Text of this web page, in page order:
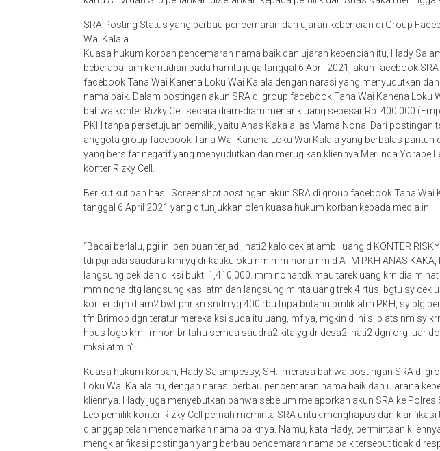
SRA Posting Status yang berbau pencemaran dan ujaran kebencian di Group
Wai Kalala.
Kuasa hukum korban pencemaran nama baik dan ujaran kebencian itu, Hady
beberapa jam kemudian pada hari itu juga tanggal 6 April 2021, akun facebook
facebook Tana Wai Kanena Loku Wai Kalala dengan narasi yang menyudutkan
nama baik. Dalam postingan akun SRA di group facebook Tana Wai Kanena Loku
bahwa konter Rizky Cell secara diam-diam menarik uang sebesar Rp. 400.000
PKH tanpa persetujuan pemilik, yaitu Anas Kaka alias Mama Nona. Dari postingan
anggota group facebook Tana Wai Kanena Loku Wai Kalala yang berbalas
yang bersifat negatif yang menyudutkan dan merugikan kliennya Merlinda Yorape
konter Rizky Cell.
Berikut kutipan hasil Screenshot postingan akun SRA di group facebook Tana Wai
tanggal 6 April 2021 yang ditunjukkan oleh kuasa hukum korban kepada media ini.
“Badai berlalu, pgi ini penipuan terjadi, hati2 kalo cek at ambil uang d KONTER
tdi pgi ada saudara kmi yg dr katikuloku nm mm nona nm d ATM PKH ANAS
langsung cek dan di ksi bukti 1,410,000. mm nona tdk mau tarek uang krn dia
mm nona dtg langsung kasi atm dan langsung minta uang trek 4 rtus, bgtu sy cek
konter dgn diam2 bwt pnrikn sndri yg 400 rbu tnpa britahu pmlik atm PKH, sy blg
tfn Brimob dgn teratur mereka ksi suda itu uang, mf ya, mgkin d ini slip ats nm sy
hpus logo kmi, mhon britahu semua saudra2 kita yg dr desa2, hati2 dgn org luar
mksi atmin”.
Kuasa hukum korban, Hady Salampessy, SH., merasa bahwa postingan SRA di
Loku Wai Kalala itu, dengan narasi berbau pencemaran nama baik dan ujarana
kliennya. Hady juga menyebutkan bahwa sebelum melaporkan akun SRA ke
Leo pemilik konter Rizky Cell pernah meminta SRA untuk menghapus dan
dianggap telah mencemarkan nama baiknya. Namu, kata Hady, permintaan
mengklarifikasi postingan yang berbau pencemaran nama baik tersebut tidak